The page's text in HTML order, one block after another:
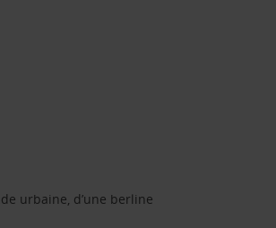
urbaine, d’une berline